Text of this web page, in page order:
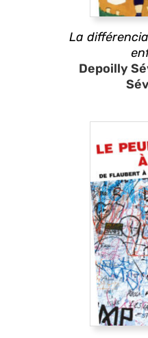
La
Depoilly